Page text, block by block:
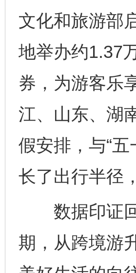
文化和旅游部
地举办约1.37
券，为游客乐
江、山东、湖
假安排，与“五
长了出行半径
数据印证回
期，从跨境游